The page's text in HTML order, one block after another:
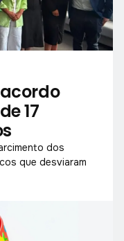
acordo
17
dos
que desviaram